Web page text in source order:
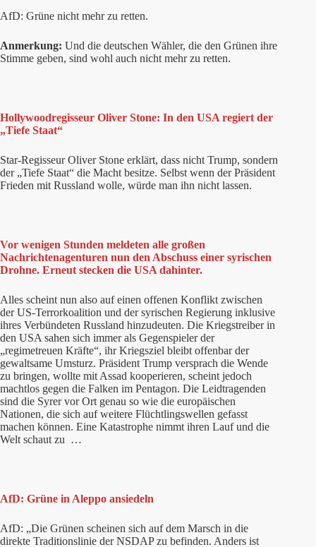
AfD: Grüne nicht mehr zu retten.
Anmerkung: Und die deutschen Wähler, die den Grünen ihre
Stimme geben, sind wohl auch nicht mehr zu retten.
Hollywoodregisseur Oliver Stone: In den USA regiert der
„Tiefe Staat“
Star-Regisseur Oliver Stone erklärt, dass nicht Trump, sondern
der „Tiefe Staat“ die Macht besitze. Selbst wenn der Präsident
Frieden mit Russland wolle, würde man ihn nicht lassen.
Vor wenigen Stunden meldeten alle großen
Nachrichtenagenturen nun den Abschuss einer syrischen
Drohne. Erneut stecken die USA dahinter.
Alles scheint nun also auf einen offenen Konflikt zwischen
der US-Terrorkoalition und der syrischen Regierung inklusive
ihres Verbündeten Russland hinzudeuten. Die Kriegstreiber in
den USA sahen sich immer als Gegenspieler der
„regimetreuen Kräfte“, ihr Kriegsziel bleibt offenbar der
gewaltsame Umsturz. Präsident Trump versprach die Wende
zu bringen, wollte mit Assad kooperieren, scheint jedoch
machtlos gegen die Falken im Pentagon. Die Leidtragenden
sind die Syrer vor Ort genau so wie die europäischen
Nationen, die sich auf weitere Flüchtlingswellen gefasst
machen können. Eine Katastrophe nimmt ihren Lauf und die
Welt schaut zu …
AfD: Grüne in Aleppo ansiedeln
AfD: „Die Grünen scheinen sich auf dem Marsch in die
direkte Traditionslinie der NSDAP zu befinden. Anders ist